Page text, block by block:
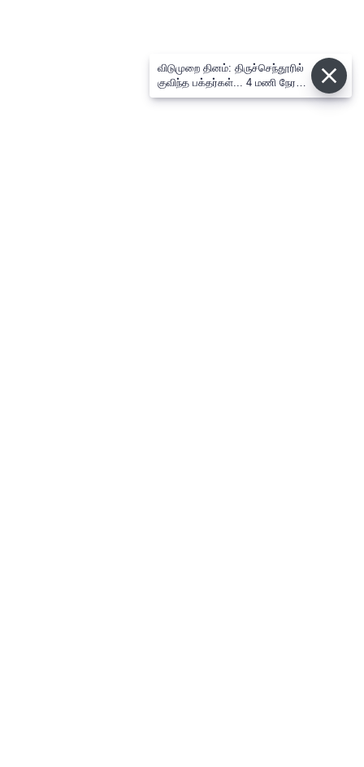
விடுமுறை தினம்: திருச்செந்தூரில்
குவிந்த பக்தர்கள்... 4 மணி நேரம்
காத்திருந்து தரிசனம்